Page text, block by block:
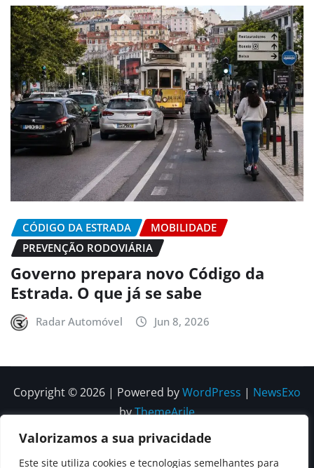
Valorizamos a sua privacidade
Este site utiliza cookies e tecnologias semelhantes para
CÓDIGO DA ESTRADA
MOBILIDADE
PREVENÇÃO RODOVIÁRIA
Governo prepara novo Código da
Estrada. O que já se sabe
Radar Automóvel Jun 8, 2026
Copyright © 2026 | Powered byWordPress | NewsExo
byThemeArile
Política de